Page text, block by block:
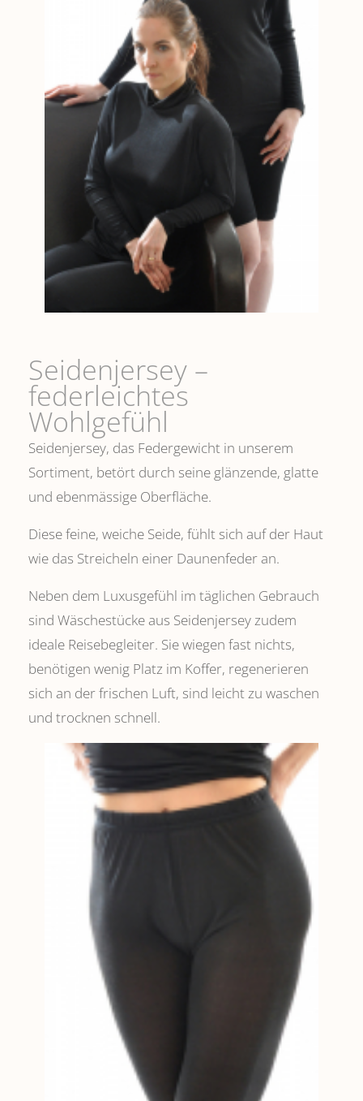
Seidenjersey –
federleichtes
Wohlgefühl
Seidenjersey, das Federgewicht in unserem
Sortiment, betört durch seine glänzende, glatte
und ebenmässige Oberfläche.
Diese feine, weiche Seide, fühlt sich auf der Haut
wie das Streicheln einer Daunenfeder an.
Neben dem Luxusgefühl im täglichen Gebrauch
sind Wäschestücke aus Seidenjersey zudem
ideale Reisebegleiter. Sie wiegen fast nichts,
benötigen wenig Platz im Koffer, regenerieren
sich an der frischen Luft, sind leicht zu waschen
und trocknen schnell.